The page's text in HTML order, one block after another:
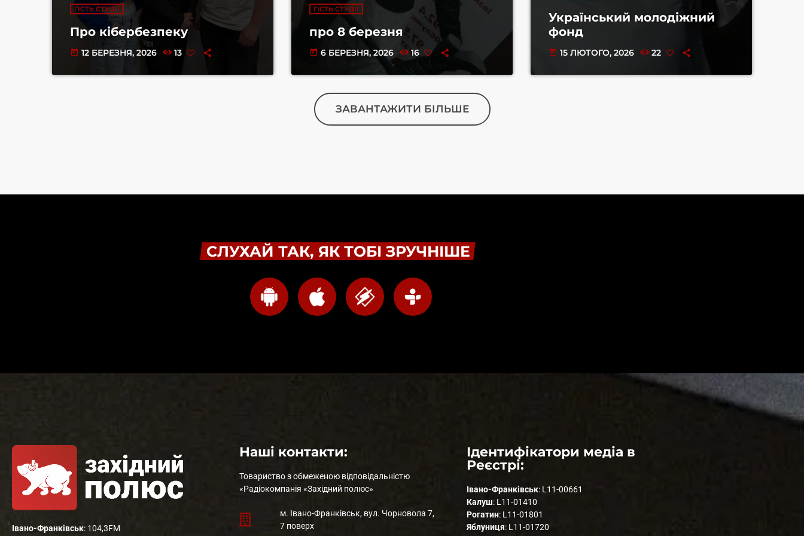
ГІСТЬ СТУДІЇ
Про кібербезпеку
today 12 БЕРЕЗНЯ, 2026 13
ГІСТЬ СТУДІЇ
про 8 березня
today 6 БЕРЕЗНЯ, 2026 16
Український молодіжний
фонд
today 15 ЛЮТОГО, 2026 22
ЗАВАНТАЖИТИ БІЛЬШЕ
СЛУХАЙ ТАК, ЯК ТОБІ ЗРУЧНІШЕ
Івано-Франківськ: 104,3FM
Наші контакти:
Товариство з обмеженою відповідальністю
«Радіокомпанія «Західний полюс»
м. Івано-Франківськ, вул. Чорновола 7,
7 поверх
Ідентифікатори медіа в
Реєстрі:
Івано-Франківськ: L11-00661
Калуш: L11-01410
Рогатин: L11-01801
Яблуниця: L11-01720